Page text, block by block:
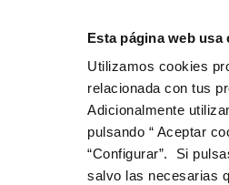
Esta página web usa
Utilizamos cookies
relacionada con tus
Adicionalmente
pulsando “ Aceptar
“Configurar”. Si
salvo las necesarias